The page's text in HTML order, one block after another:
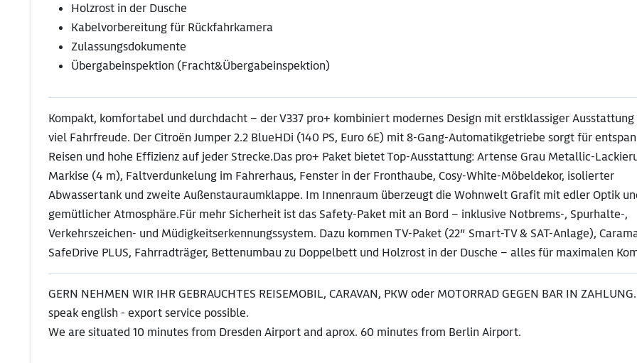
Holzrost in der Dusche
Kabelvorbereitung für Rückfahrkamera
Zulassungsdokumente
Übergabeinspektion (Fracht&Übergabeinspektion)
Kompakt, komfortabel und durchdacht – der V337 pro+ kombiniert modernes Design mit erstklassiger Ausstattung
viel Fahrfreude. Der Citroën Jumper 2.2 BlueHDi (140 PS, Euro 6E) mit 8-Gang-Automatikgetriebe sorgt für
Reisen und hohe Effizienz auf jeder Strecke.Das pro+ Paket bietet Top-Ausstattung: Artense Grau Metallic-
Markise (4 m), Faltverdunkelung im Fahrerhaus, Fenster in der Fronthaube, Cosy-White-Möbeldekor, isolierter
Abwassertank und zweite Außenstauraumklappe. Im Innenraum überzeugt die Wohnwelt Grafit mit edler Optik
gemütlicher Atmosphäre.Für mehr Sicherheit ist das Safety-Paket mit an Bord – inklusive Notbrems-, Spurhalte-,
Verkehrszeichen- und Müdigkeitserkennungssystem. Dazu kommen TV-Paket (22″ Smart-TV & SAT-Anlage),
SafeDrive PLUS, Fahrradträger, Bettenumbau zu Doppelbett und Holzrost in der Dusche – alles für maximalen
GERN NEHMEN WIR IHR GEBRAUCHTES REISEMOBIL, CARAVAN, PKW oder MOTORRAD GEGEN BAR IN
speak english - export service possible.
We are situated 10 minutes from Dresden Airport and aprox. 60 minutes from Berlin Airport.